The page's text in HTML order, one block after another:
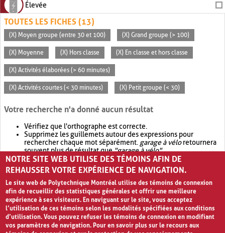
Élevée
TOUTES LES FICHES (13)
(X) Moyen groupe (entre 30 et 100) (X) Grand groupe (> 100)
(X) Moyenne (X) Hors classe (X) En classe et hors classe
(X) Activités élaborées (> 60 minutes)
(X) Activités courtes (< 30 minutes) (X) Petit groupe (< 30)
Votre recherche n'a donné aucun résultat
Vérifiez que l'orthographe est correcte.
Supprimez les guillemets autour des expressions pour
rechercher chaque mot séparément. garage à véloretournera
souvent plus de résultat que"garage à vélo".
Envisagez d'élargir votre recherche avec OR.garage OR vélo
retournera souvent plus de résultat quegarage à vélo
NOTRE SITE WEB UTILISE DES TÉMOINS AFIN DE
REHAUSSER VOTRE EXPÉRIENCE DE NAVIGATION.
Le site web de Polytechnique Montréal utilise des témoins de connexion
afin de recueillir des statistiques générales et offrir une meilleure
expérience à ses visiteurs. En naviguant sur le site, vous acceptez
l’utilisation de ces témoins selon les modalités spécifiées aux conditions
d’utilisation. Vous pouvez refuser les témoins de connexion en modifiant
vos paramètres de navigation. Pour en savoir plus sur le recours aux